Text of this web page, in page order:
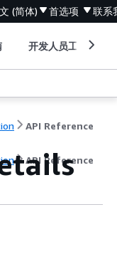
(简体) 首选项 联系
开发人员工具
API Reference
API Reference